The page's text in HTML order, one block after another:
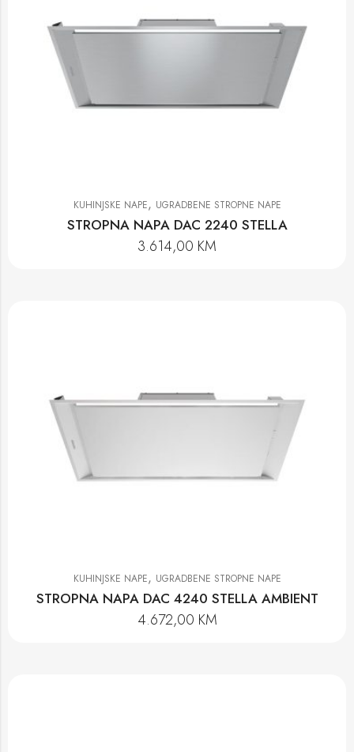
KUHINJSKE NAPE, UGRADBENE STROPNE NAPE
STROPNA NAPA DAC 2240 STELLA
3.614,00 KM
KUHINJSKE NAPE, UGRADBENE STROPNE NAPE
STROPNA NAPA DAC 4240 STELLA AMBIENT
4.672,00 KM